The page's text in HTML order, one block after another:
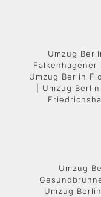
Umzug
Falkenhagener
Umzug Berlin
| Umzug
Umzug
Umzug